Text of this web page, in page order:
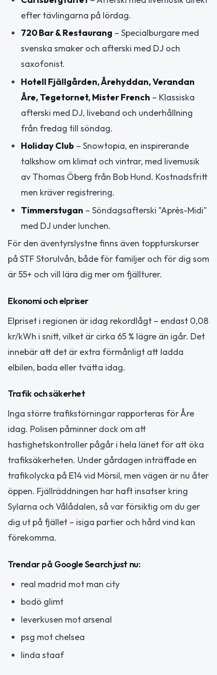
efter tävlingarna på lördag.
720 Bar & Restaurang – Specialburgare med
svenska smaker och afterski med DJ och
saxofonist.
Hotell Fjällgården, Årehyddan, Verandan
Åre, Tegetornet, Mister French – Klassiska
afterski med DJ, liveband och underhållning
från fredag till söndag.
Holiday Club – Snowtopia, en inspirerande
talkshow om klimat och vintrar, med livemusik
av Thomas Öberg från Bob Hund. Kostnadsfritt
men kräver registrering.
Timmerstugan – Söndagsafterski "Après-Midi"
med DJ under lunchen.
För den äventyrslystne finns även toppturskurser
på STF Storulvån, både för familjer och för dig som
är 55+ och vill lära dig mer om fjällturer.
Ekonomi och elpriser
Elpriset i regionen är idag rekordlågt – endast 0,08
kr/kWh i snitt, vilket är cirka 65 % lägre än igår. Det
innebär att det är extra förmånligt att ladda
elbilen, bada eller tvätta idag.
Trafik och säkerhet
Inga större trafikstörningar rapporteras för Åre
idag. Polisen påminner dock om att
hastighetskontroller pågår i hela länet för att öka
trafiksäkerheten. Under gårdagen inträffade en
trafikolycka på E14 vid Mörsil, men vägen är nu åter
öppen. Fjällräddningen har haft insatser kring
Sylarna och Vålådalen, så var försiktig om du ger
dig ut på fjället – isiga partier och hård vind kan
förekomma.
Trendar på Google Search just nu:
real madrid mot man city
bodö glimt
leverkusen mot arsenal
psg mot chelsea
linda staaf